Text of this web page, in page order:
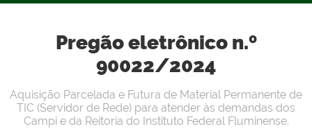
Pregão eletrônico n.º
90022/2024
Aquisição Parcelada e Futura de Material Permanente de
TIC (Servidor de Rede) para atender às demandas dos
Campi e da Reitoria do Instituto Federal Fluminense.